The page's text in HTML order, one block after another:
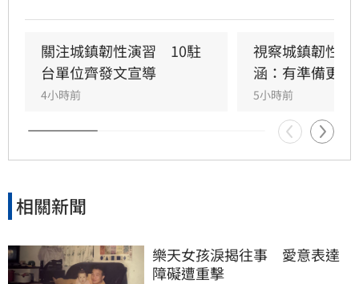
並強調行政院版透過弱勢對存能落實公平正義，
避免在野黨版本加劇貧富差距。此外，政府同步
推動育兒留停六加三、延長婚產假等多項配套措
施，建構完善支持體系。政院重申，國家政策規
劃需具備整體性，針對立法院侵害預算編製權的
作為，將持續捍衛憲法賦予的權限，確保政策有
關注城鎮韌性演習　10駐
台單位齊發文宣導
4小時前
視察城鎮韌性
涵：有準備更安
5小時前
相關新聞
樂天女孩淚揭往事　愛意表達
障礙遭重擊